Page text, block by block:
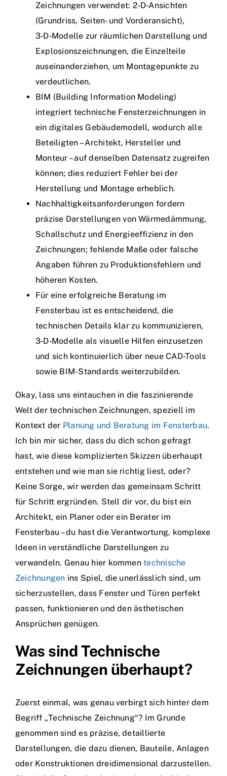
Zeichnungen verwendet: 2‑D‑Ansichten
(Grundriss, Seiten- und Vorderansicht),
3‑D‑Modelle zur räumlichen Darstellung und
Explosionszeichnungen, die Einzelteile
auseinanderziehen, um Montagepunkte zu
verdeutlichen.
BIM (Building Information Modeling)
integriert technische Fensterzeichnungen in
ein digitales Gebäudemodell, wodurch alle
Beteiligten – Architekt, Hersteller und
Monteur – auf denselben Datensatz zugreifen
können; dies reduziert Fehler bei der
Herstellung und Montage erheblich.
Nachhaltigkeitsanforderungen fordern
präzise Darstellungen von Wärmedämmung,
Schallschutz und Energieeffizienz in den
Zeichnungen; fehlende Maße oder falsche
Angaben führen zu Produktionsfehlern und
höheren Kosten.
Für eine erfolgreiche Beratung im
Fensterbau ist es entscheidend, die
technischen Details klar zu kommunizieren,
3‑D‑Modelle als visuelle Hilfen einzusetzen
und sich kontinuierlich über neue CAD-Tools
sowie BIM-Standards weiterzubilden.
Okay, lass uns eintauchen in die faszinierende
Welt der technischen Zeichnungen, speziell im
Kontext der Planung und Beratung im Fensterbau.
Ich bin mir sicher, dass du dich schon gefragt
hast, wie diese komplizierten Skizzen überhaupt
entstehen und wie man sie richtig liest, oder?
Keine Sorge, wir werden das gemeinsam Schritt
für Schritt ergründen. Stell dir vor, du bist ein
Architekt, ein Planer oder ein Berater im
Fensterbau – du hast die Verantwortung, komplexe
Ideen in verständliche Darstellungen zu
verwandeln. Genau hier kommentechnische
Zeichnungen ins Spiel, die unerlässlich sind, um
sicherzustellen, dass Fenster und Türen perfekt
passen, funktionieren und den ästhetischen
Ansprüchen genügen.
Was sind Technische
Zeichnungen überhaupt?
Zuerst einmal, was genau verbirgt sich hinter dem
Begriff „Technische Zeichnung“? Im Grunde
genommen sind es präzise, detaillierte
Darstellungen, die dazu dienen, Bauteile, Anlagen
oder Konstruktionen dreidimensional darzustellen.